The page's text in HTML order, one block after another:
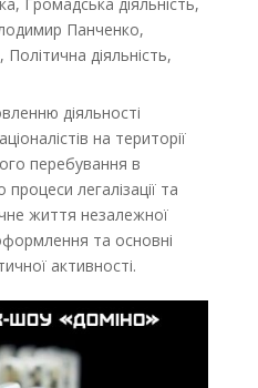
Панченко,
, Політична діяльність,
діяльності
на території
перебування в
процеси легалізації та
життя незалежної
та основні
активності.